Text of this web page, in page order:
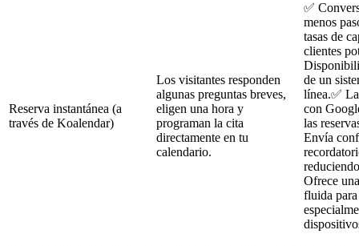
Reserva instantánea (a
través de Koalendar)
Los visitantes responden
algunas preguntas breves,
eligen una hora y
programan la cita
directamente en tu
calendario.
✅
menos
tasas de
clientes
de un
línea.✅
con
las
Envía
Ofrece
fluida